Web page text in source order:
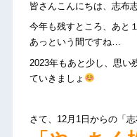
皆さんこんにちは、志布
今年も残すところ、あと
あっという間ですね…
2023年もあと少し、思い
ていきましょ
さて、12月1日からの「